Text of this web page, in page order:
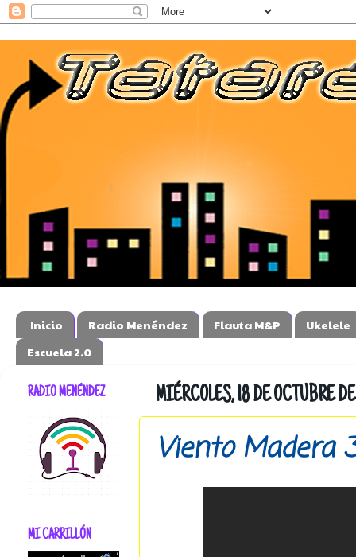
Inicio Radio Menéndez Flauta M&P
Ukelele
Escuela 2.0
MIÉRCOLES, 18 DE OCTUBRE
Viento Madera
RADIO MENÉNDEZ
MI CARRILLÓN